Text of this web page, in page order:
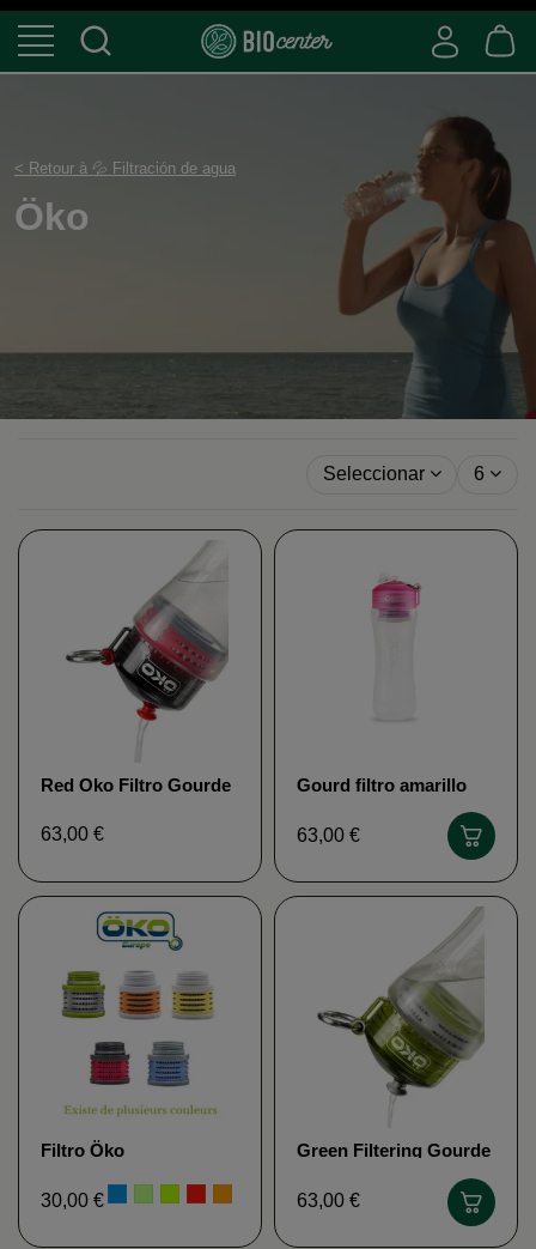
< Retour à 💦 Filtración de agua
Seleccionar 6
Red Oko Filtro Gourde
63,00 €
Gourd filtro amarillo
63,00 €
Filtro Öko
30,00 €
Green Filtering Gourde
63,00 €